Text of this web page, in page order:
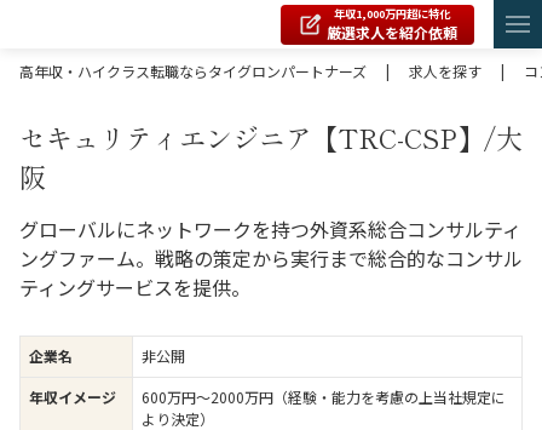
年収1,000万円超に特化
厳選求人を紹介依頼
高年収・ハイクラス転職ならタイグロンパートナーズ
| 求人を探す |
セキュリティエンジニア【TRC-CSP】/大
阪
グローバルにネットワークを持つ外資系総合コンサルティ
ングファーム。戦略の策定から実行まで総合的なコンサル
ティングサービスを提供。
企業名
非公開
年収イメージ
600万円〜2000万円（経験・能力を考慮の上当社規定に
より決定）